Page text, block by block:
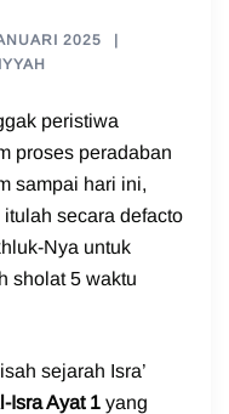
2025
peristiwa
proses peradaban
sampai hari ini,
itulah secara defacto
Nya untuk
sholat 5 waktu
sejarah Isra’
Isra Ayat 1 yang